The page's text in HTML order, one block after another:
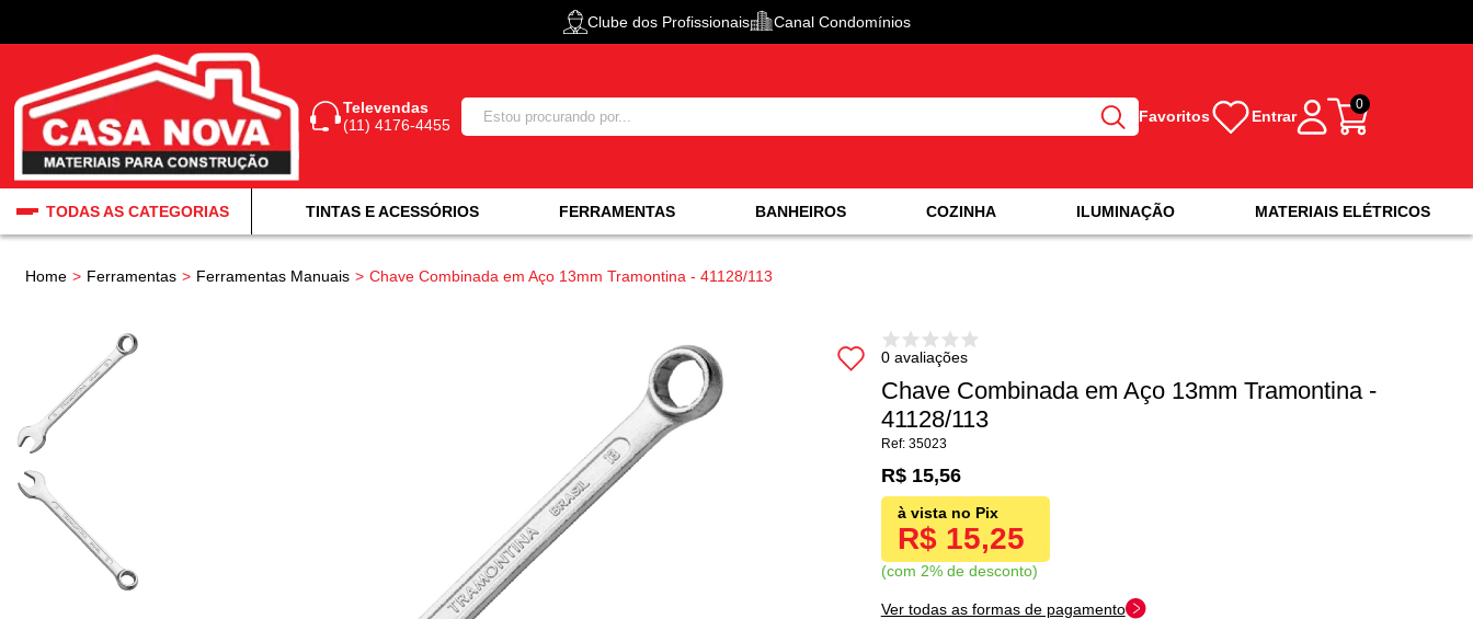
Clube dos Profissionais Canal Condomínios
Televendas
(11) 4176-4455
Favoritos Entrar
0
TODAS AS CATEGORIAS TINTAS E ACESSÓRIOS FERRAMENTAS BANHEIROS COZINHA ILUMINAÇÃO MATERIAIS ELÉTRICOS
Home Ferramentas Ferramentas Manuais Chave Combinada em Aço 13mm Tramontina - 41128/113
0 avaliações
Chave Combinada em Aço 13mm Tramontina -
41128/113
35023
R$ 15,25
com 2% de desconto
R$ 15,56
Ver todas as formas de pagamento